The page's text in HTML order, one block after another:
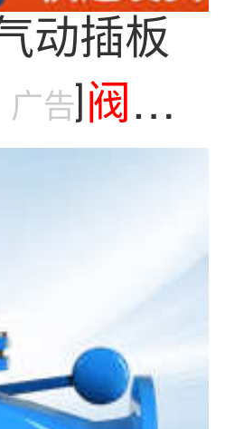
动插板
刀闸阀
广告